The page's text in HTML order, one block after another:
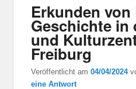
Erkunden
Geschichte in
und
Freiburg
Veröffentlicht am04/04/2024
eine Antwort